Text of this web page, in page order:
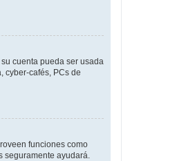
cuenta pueda ser usada
cyber-cafés, PCs de
funciones como
seguramente ayudará.